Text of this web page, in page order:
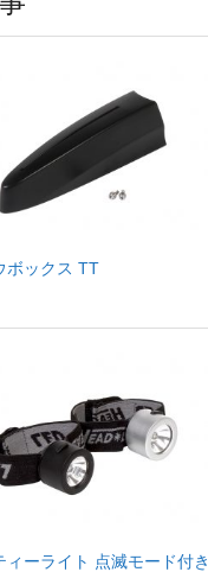
ボックス TT
ィーライト 点滅モード付き